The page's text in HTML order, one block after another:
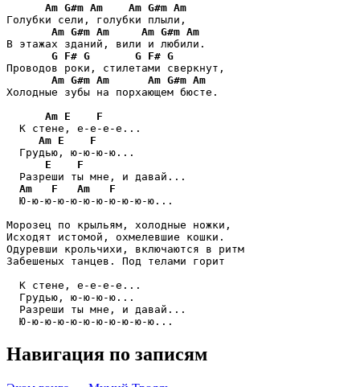
Am G#m Am Am G#m Am
Голубки сели, голубки плыли,
Am G#m Am Am G#m Am
В этажах зданий, вили и любили.
G F# G G F# G
Проводов роки, стилетами сверкнут,
Am G#m Am Am G#m Am
Холодные зубы на порхающем бюсте.
Am E
F
  К стене, е-е-е-е...
Am E
F
  Грудью, ю-ю-ю-ю...
E
F
  Разреши ты мне, и давай...
Am
F Am
F
  Ю-ю-ю-ю-ю-ю-ю-ю-ю-ю-ю...
Морозец по крыльям, холодные ножки,
Исходят истомой, охмелевшие кошки.
Одуревши крольчихи, включаются в ритм
Забешеных танцев. Под телами горит
  К стене, е-е-е-е...
  Грудью, ю-ю-ю-ю...
  Разреши ты мне, и давай...
  Ю-ю-ю-ю-ю-ю-ю-ю-ю-ю-ю...
Навигация по записям